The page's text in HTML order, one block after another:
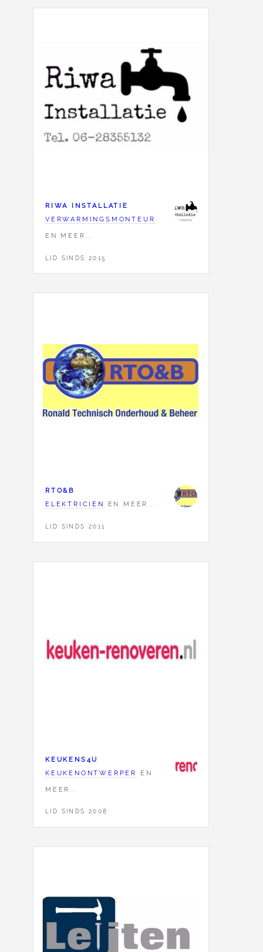
RIWA INSTALLATIE
VERWARMINGSMONTEUR
EN MEER...
LID SINDS 2015
RTO&B
ELEKTRICIEN
EN MEER...
LID SINDS 2011
KEUKENS4U
KEUKENONTWERPER
EN
MEER...
LID SINDS 2008